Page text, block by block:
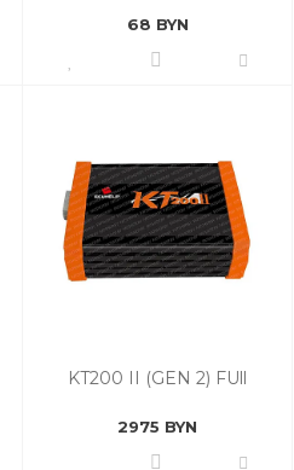
68 BYN
KT200 II (GEN 2) FUll
2975 BYN